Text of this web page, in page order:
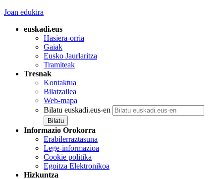
Joan edukira
euskadi.eus
Hasiera-orria
Gaiak
Eusko Jaurlaritza
Tramiteak
Tresnak
Kontaktua
Bilatzailea
Web-mapa
Bilatu euskadi.eus-en
Informazio Orokorra
Erabilerraztasuna
Lege-informazioa
Cookie politika
Egoitza Elektronikoa
Hizkuntza